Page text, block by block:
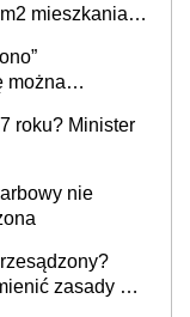
mieszkania,
można
wyjściem
roku? Minister
nie
zasady gry